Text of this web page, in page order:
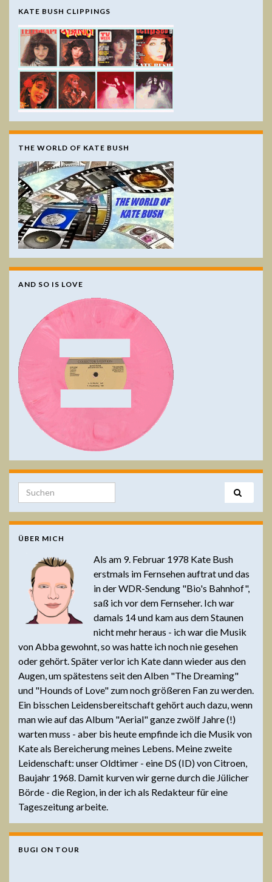
KATE BUSH CLIPPINGS
THE WORLD OF KATE BUSH
AND SO IS LOVE
Search for:
ÜBER MICH
Als am 9. Februar 1978 Kate Bush
erstmals im Fernsehen auftrat und das
in der WDR-Sendung "Bio's Bahnhof",
saß ich vor dem Fernseher. Ich war
damals 14 und kam aus dem Staunen
nicht mehr heraus - ich war die Musik
von Abba gewohnt, so was hatte ich noch nie gesehen
oder gehört. Später verlor ich Kate dann wieder aus den
Augen, um spätestens seit den Alben "The Dreaming"
und "Hounds of Love" zum noch größeren Fan zu werden.
Ein bisschen Leidensbereitschaft gehört auch dazu, wenn
man wie auf das Album "Aerial" ganze zwölf Jahre (!)
warten muss - aber bis heute empfinde ich die Musik von
Kate als Bereicherung meines Lebens. Meine zweite
Leidenschaft: unser Oldtimer - eine DS (ID) von Citroen,
Baujahr 1968. Damit kurven wir gerne durch die Jülicher
Börde - die Region, in der ich als Redakteur für eine
Tageszeitung arbeite.
BUGI ON TOUR